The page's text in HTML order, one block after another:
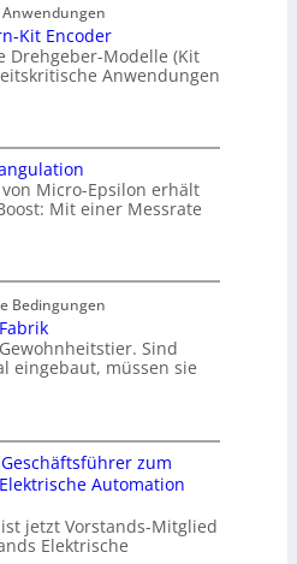
Kit Encoder
Drehgeber-Modelle (Kit
Anwendungen
von Micro-Epsilon erhält
Mit einer Messrate
Bedingungen
Sind
eingebaut, müssen sie
zum
Automation
jetzt Vorstands-Mitglied
Elektrische